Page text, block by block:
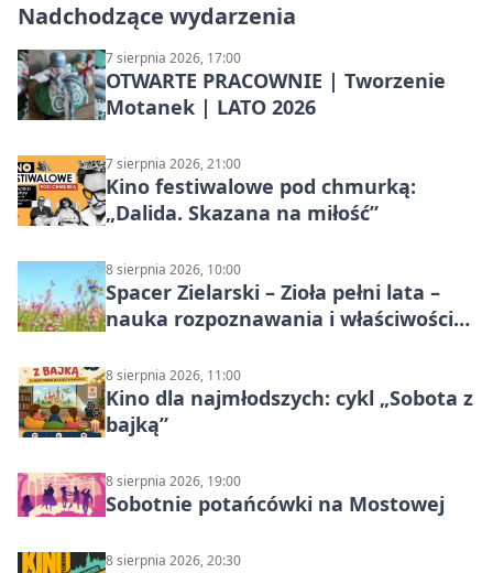
Nadchodzące wydarzenia
7 sierpnia 2026, 17:00
OTWARTE PRACOWNIE | Tworzenie
Motanek | LATO 2026
7 sierpnia 2026, 21:00
Kino festiwalowe pod chmurką:
„Dalida. Skazana na miłość”
8 sierpnia 2026, 10:00
Spacer Zielarski – Zioła pełni lata –
nauka rozpoznawania i właściwości
8 sierpnia 2026, 11:00
Kino dla najmłodszych: cykl „Sobota z
bajką”
8 sierpnia 2026, 19:00
Sobotnie potańcówki na Mostowej
8 sierpnia 2026, 20:30